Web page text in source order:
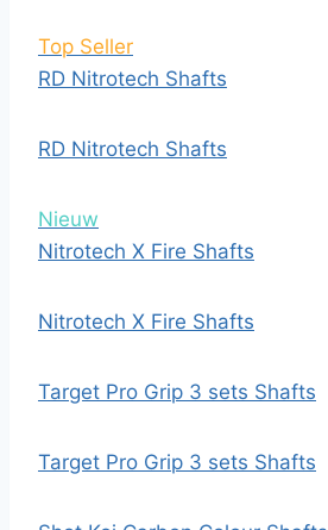
Top Seller
RD Nitrotech Shafts
RD Nitrotech Shafts
Nieuw
Nitrotech X Fire Shafts
Nitrotech X Fire Shafts
Target Pro Grip 3 sets Shafts
Target Pro Grip 3 sets Shafts